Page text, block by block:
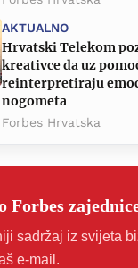
AKTUALNO
Hrvatski Telekom
kreativce da uz
reinterpretiraju
nogometa
Forbes Hrvatska
Forbes
sadržaj iz svijeta
e-mail.